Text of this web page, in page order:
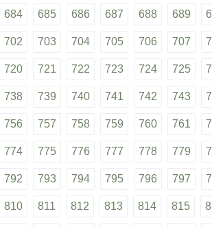
684 685 686 687 688 689
702 703 704 705 706 707
720 721 722 723 724 725
738 739 740 741 742 743
756 757 758 759 760 761
774 775 776 777 778 779
792 793 794 795 796 797
810 811 812 813 814 815